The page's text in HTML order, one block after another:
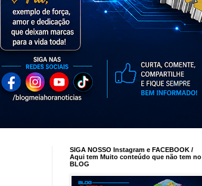
SIGA NOSSO Instagram e FACEBOOK /
Aqui tem Muito conteúdo que não tem no
BLOG